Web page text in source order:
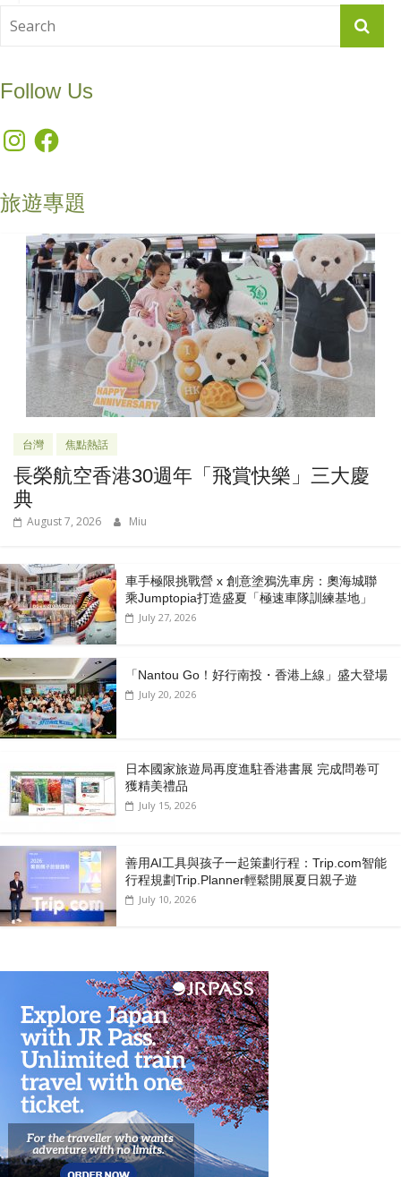
Follow Us
InstagramFacebook
旅遊專題
台灣 焦點熱話
長榮航空香港30週年「飛賞快樂」三大慶
典
August 7, 2026 Miu
車手極限挑戰營 x 創意塗鴉洗車房：奧海城聯
乘Jumptopia打造盛夏「極速車隊訓練基地」
July 27, 2026
「Nantou Go！好行南投・香港上線」盛大登場
July 20, 2026
日本國家旅遊局再度進駐香港書展 完成問卷可
獲精美禮品
July 15, 2026
善用AI工具與孩子一起策劃行程：Trip.com智能
行程規劃Trip.Planner輕鬆開展夏日親子遊
July 10, 2026